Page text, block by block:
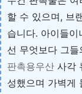
할 수 있으며, 브
습니다. 아이들
선 무엇보다 그
판촉용우산 사각
성했으며 가벽게